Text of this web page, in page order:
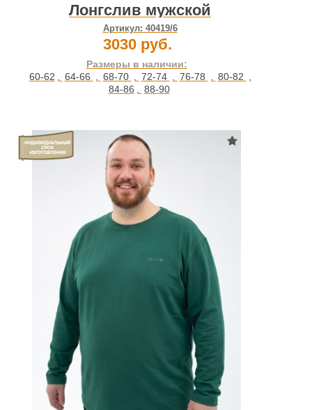
Лонгслив мужской
Артикул: 40419/6
3030 руб.
Размеры в наличии:
60-62 , 64-66 , 68-70 , 72-74 , 76-78 , 80-82 ,
84-86 , 88-90